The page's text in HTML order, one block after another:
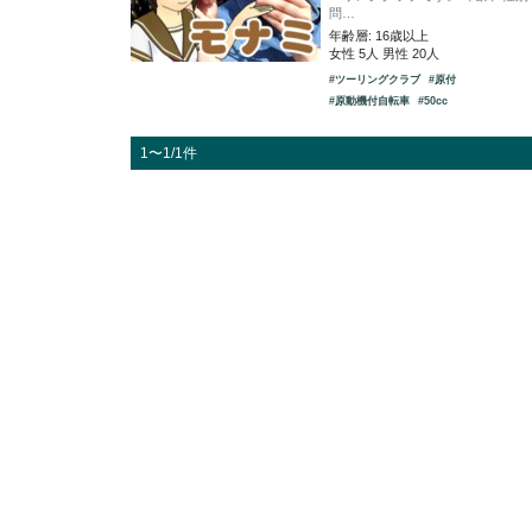
問…
年齢層: 16歳以上
女性 5人 男性 20人
#ツーリングクラブ
#原付
#原動機付自転車
#50cc
1〜1/1件